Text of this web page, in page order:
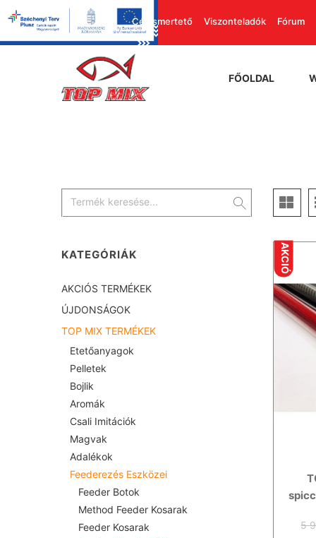
Cégismertető Viszonteladók Fórum
FŐOLDAL
5
AKCIÓ
KATEGÓRIÁK
AKCIÓS TERMÉKEK
ÚJDONSÁGOK
TOP MIX TERMÉKEK
Etetőanyagok
Pelletek
Bojlik
Aromák
Csali Imitációk
Magvak
Adalékok
Feederezés Eszközei
Feeder Botok
Method Feeder Kosarak
Feeder Kosarak